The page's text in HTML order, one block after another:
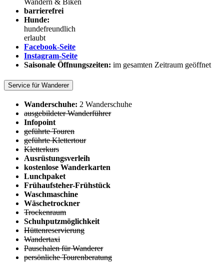
Wandern & Biken
barrierefrei
Hunde:
hundefreundlich
erlaubt
Facebook-Seite
Instagram-Seite
Saisonale Öffnungszeiten: im gesamten Zeitraum geöffnet
Service für Wanderer
Wanderschuhe: 2 Wanderschuhe
ausgebildeter Wanderführer
Infopoint
geführte Touren
geführte Klettertour
Kletterkurs
Ausrüstungsverleih
kostenlose Wanderkarten
Lunchpaket
Frühaufsteher-Frühstück
Waschmaschine
Wäschetrockner
Trockenraum
Schuhputzmöglichkeit
Hüttenreservierung
Wandertaxi
Pauschalen für Wanderer
persönliche Tourenberatung